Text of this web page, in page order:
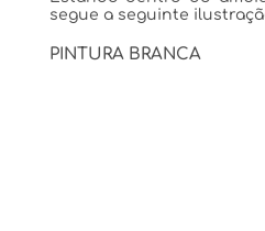
segue a seguinte
PINTURA BRANCA